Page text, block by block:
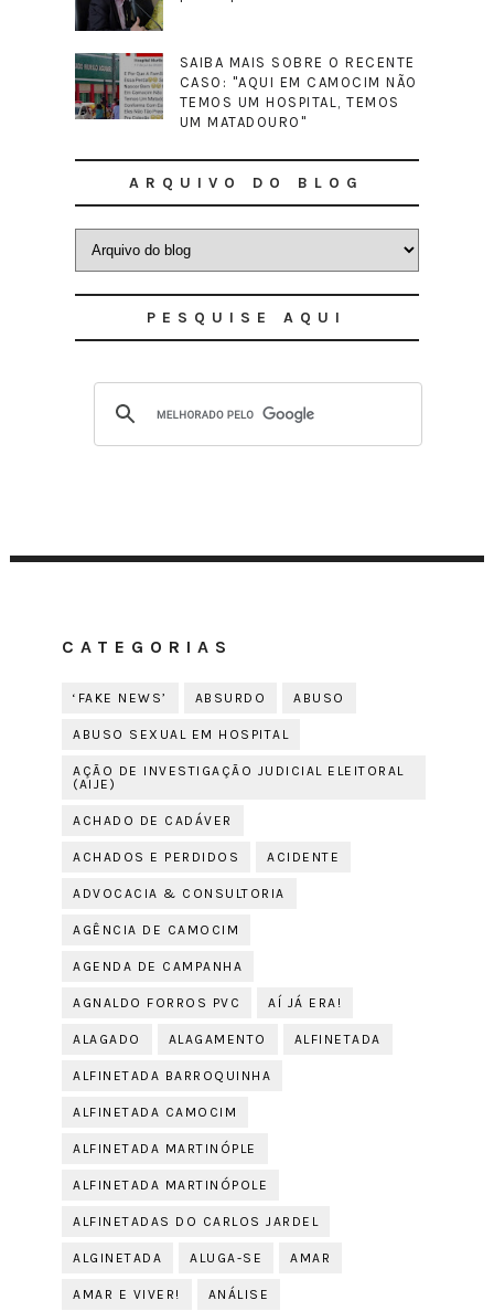
SAIBA MAIS SOBRE O RECENTE
CASO: "AQUI EM CAMOCIM NÃO
TEMOS UM HOSPITAL, TEMOS
UM MATADOURO"
ARQUIVO DO BLOG
PESQUISE AQUI
CATEGORIAS
‘FAKE NEWS’ ABSURDO ABUSO
ABUSO SEXUAL EM HOSPITAL
AÇÃO DE INVESTIGAÇÃO JUDICIAL ELEITORAL
(AIJE)
ACHADO DE CADÁVER
ACHADOS E PERDIDOS ACIDENTE
ADVOCACIA & CONSULTORIA
AGÊNCIA DE CAMOCIM
AGENDA DE CAMPANHA
AGNALDO FORROS PVC AÍ JÁ ERA!
ALAGADO ALAGAMENTO ALFINETADA
ALFINETADA BARROQUINHA
ALFINETADA CAMOCIM
ALFINETADA MARTINÓPLE
ALFINETADA MARTINÓPOLE
ALFINETADAS DO CARLOS JARDEL
ALGINETADA ALUGA-SE AMAR
AMAR E VIVER! ANÁLISE